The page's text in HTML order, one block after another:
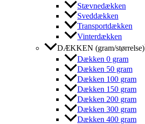
Stævnedækken
Sveddækken
Transportdækken
Vinterdækken
DÆKKEN (gram/størrelse)
Dækken 0 gram
Dækken 50 gram
Dækken 100 gram
Dækken 150 gram
Dækken 200 gram
Dækken 300 gram
Dækken 400 gram